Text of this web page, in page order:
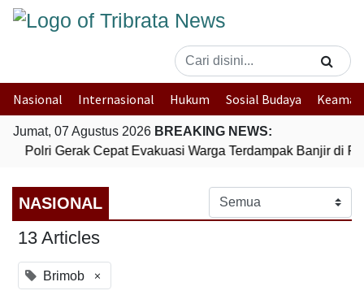
Nasional Internasional Hukum Sosial Budaya
Jumat, 07 Agustus 2026 BREAKING NEWS:
Polri Gerak Cepat Evakuasi Warga Terdampak Banjir di
NASIONAL
13 Articles
Brimob ×